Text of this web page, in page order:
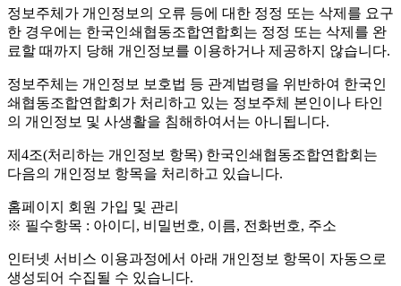
정보주체가 개인정보의 오류 등에 대한 정정 또는 삭제를 요구
한 경우에는 한국인쇄협동조합연합회는 정정 또는 삭제를 완
료할 때까지 당해 개인정보를 이용하거나 제공하지 않습니다.
정보주체는 개인정보 보호법 등 관계법령을 위반하여 한국인
쇄협동조합연합회가 처리하고 있는 정보주체 본인이나 타인
의 개인정보 및 사생활을 침해하여서는 아니됩니다.
제4조(처리하는 개인정보 항목) 한국인쇄협동조합연합회는
다음의 개인정보 항목을 처리하고 있습니다.
홈페이지 회원 가입 및 관리
※ 필수항목 : 아이디, 비밀번호, 이름, 전화번호, 주소
인터넷 서비스 이용과정에서 아래 개인정보 항목이 자동으로
생성되어 수집될 수 있습니다.